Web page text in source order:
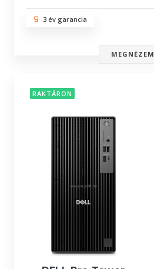
3 év garancia
MEGNÉZEM
RAKTÁRON